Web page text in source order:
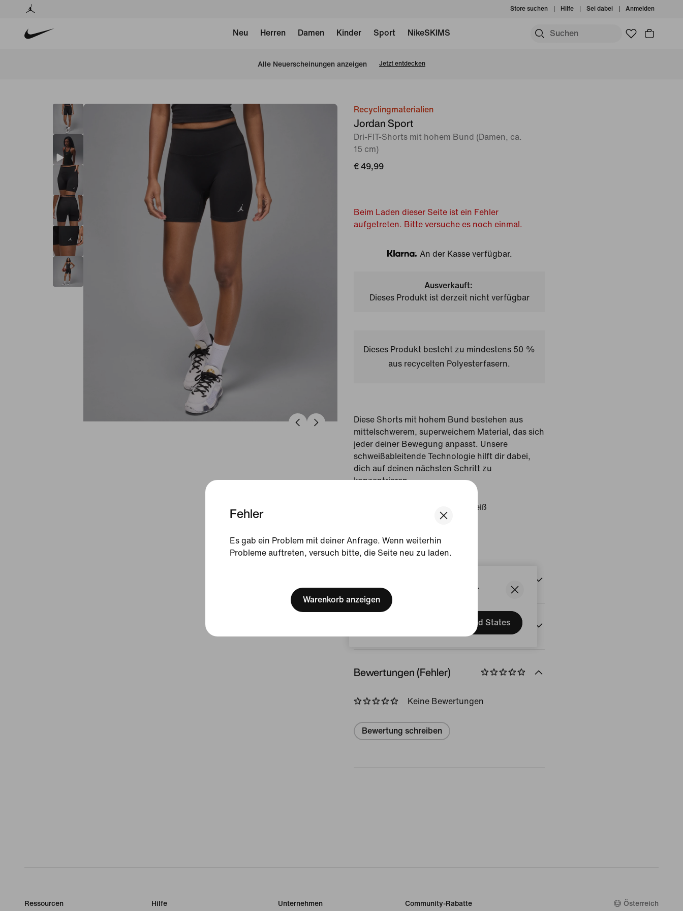
We think you are in United States.
Update your location?
United States
Fehler
Es gab ein Problem mit deiner Anfrage. Wenn weiterhin
Probleme auftreten, versuch bitte, die Seite neu zu laden.
Warenkorb anzeigen
Store suchen Hilfe Sei dabei Anmelden
Neu Herren Damen Kinder Sport NikeSKIMS
Alle Neuerscheinungen anzeigen Jetzt entdecken
Bild 1Recyclingmaterialien
Jordan Sport
Dri-FIT-Shorts mit hohem Bund (Damen, ca.
15 cm)
€ 49,99
Beim Laden dieser Seite ist ein Fehler
aufgetreten. Bitte versuche es noch einmal.
Klarna
An der Kasse verfügbar.
Ausverkauft:
Dieses Produkt ist derzeit nicht verfügbar
Dieses Produkt besteht zu mindestens 50 %
aus recycelten Polyesterfasern.
Diese Shorts mit hohem Bund bestehen aus
mittelschwerem, superweichem Material, das sich
jeder deiner Bewegung anpasst. Unsere
schweißableitende Technologie hilft dir dabei,
dich auf deinen nächsten Schritt zu
konzentrieren.
Schwarz/Weiß
HQ9768-010
Produktdetails anzeigen
Bewertungen (Fehler)
Keine Bewertungen
Bewertung schreiben
Ressourcen Hilfe Unternehmen Community-Rabatte Österreich